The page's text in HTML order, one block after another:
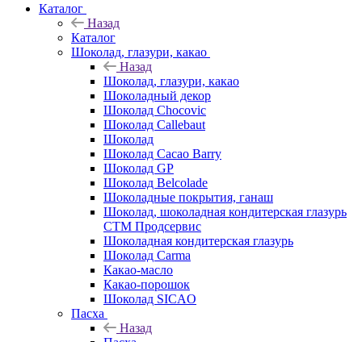
Каталог
Назад
Каталог
Шоколад, глазури, какао
Назад
Шоколад, глазури, какао
Шоколадный декор
Шоколад Chocovic
Шоколад Callebaut
Шоколад
Шоколад Cacao Barry
Шоколад GP
Шоколад Belcolade
Шоколадные покрытия, ганаш
Шоколад, шоколадная кондитерская глазурь
СТМ Продсервис
Шоколадная кондитерская глазурь
Шоколад Carma
Какао-масло
Какао-порошок
Шоколад SICAO
Пасха
Назад